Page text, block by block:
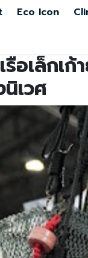
Eco Icon
อเล็กเ
เวศ